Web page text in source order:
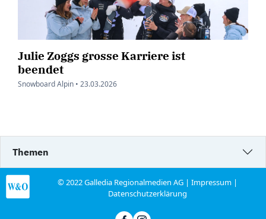
Julie Zoggs grosse Karriere ist
beendet
Snowboard Alpin • 23.03.2026
Themen
© 2022 Galledia Regionalmedien AG |Impressum |
Datenschutzerklärung